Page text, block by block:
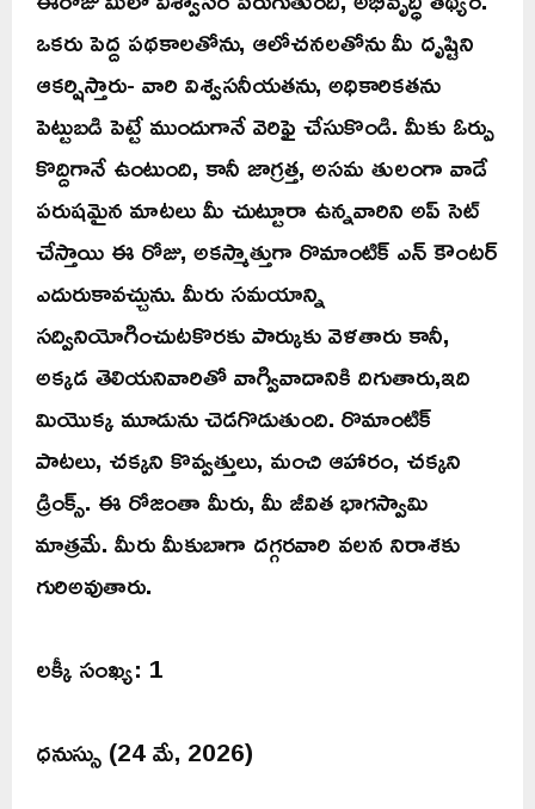
ఒకరు పెద్ద పథకాలతోను, ఆలోచనలతోను మీ దృష్టిని
ఆకర్షిస్తారు- వారి విశ్వసనీయతను, అధికారికతను
పెట్టుబడి పెట్టే ముందుగానే వెరిఫై చేసుకొండి. మీకు ఓర్పు
కొద్దిగానే ఉంటుంది, కానీ జాగ్రత్త, అసమ తులంగా వాడే
పరుషమైన మాటలు మీ చుట్టూరా ఉన్నవారిని అప్ సెట్
చేస్తాయి ఈ రోజు, అకస్మాత్తుగా రొమాంటిక్ ఎన్ కౌంటర్
ఎదురుకావచ్చును. మీరు సమయాన్ని
సద్వినియోగించుటకొరకు పార్కుకు వెళతారు కానీ,
అక్కడ తెలియనివారితో వాగ్వివాదానికి దిగుతారు,ఇది
మియొక్క మూడును చెడగొడుతుంది. రొమాంటిక్
పాటలు, చక్కని కొవ్వత్తులు, మంచి ఆహారం, చక్కని
డ్రింక్స్. ఈ రోజంతా మీరు, మీ జీవిత భాగస్వామి
మాత్రమే. మీరు మీకుబాగా దగ్గరవారి వలన నిరాశకు
గురిఅవుతారు.
లక్కీ సంఖ్య: 1
ధనుస్సు (24 మే, 2026)